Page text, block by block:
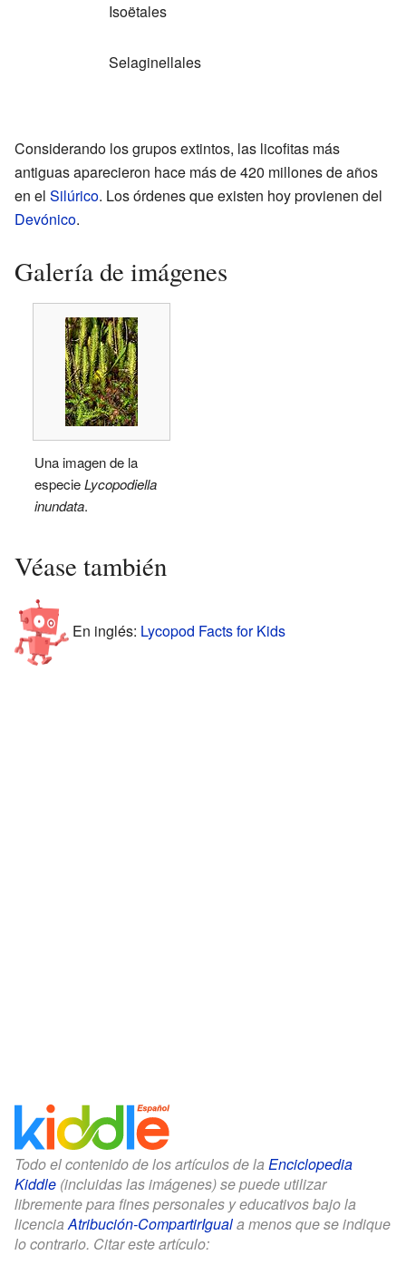
Isoëtales
Selaginellales
Considerando los grupos extintos, las licofitas más
antiguas aparecieron hace más de 420 millones de años
en el Silúrico. Los órdenes que existen hoy provienen del
Devónico.
Galería de imágenes
Una imagen de la
especieLycopodiella
inundata.
Véase también
En inglés: Lycopod Facts for Kids
Todo el contenido de los artículos de la Enciclopedia
Kiddle (incluidas las imágenes) se puede utilizar
libremente para fines personales y educativos bajo la
licenciaAtribución-CompartirIguala menos que se indique
lo contrario. Citar este artículo: